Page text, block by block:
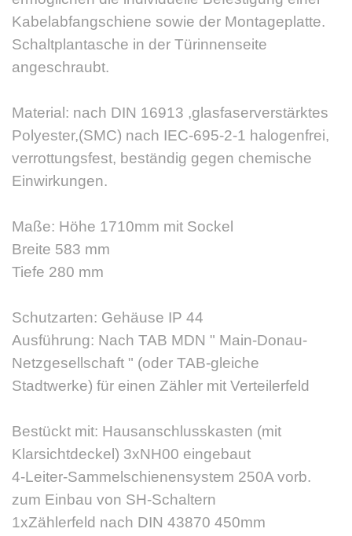
Kabelabfangschiene sowie der Montageplatte.
Schaltplantasche in der Türinnenseite
angeschraubt.
Material: nach DIN 16913 ,glasfaserverstärktes
Polyester,(SMC) nach IEC-695-2-1 halogenfrei,
verrottungsfest, beständig gegen chemische
Einwirkungen.
Maße: Höhe 1710mm mit Sockel
Breite 583 mm
Tiefe 280 mm
Schutzarten: Gehäuse IP 44
Ausführung: Nach TAB MDN " Main-Donau-
Netzgesellschaft " (oder TAB-gleiche
Stadtwerke) für einen Zähler mit Verteilerfeld
Bestückt mit: Hausanschlusskasten (mit
Klarsichtdeckel) 3xNH00 eingebaut
4-Leiter-Sammelschienensystem 250A vorb.
zum Einbau von SH-Schaltern
1xZählerfeld nach DIN 43870 450mm